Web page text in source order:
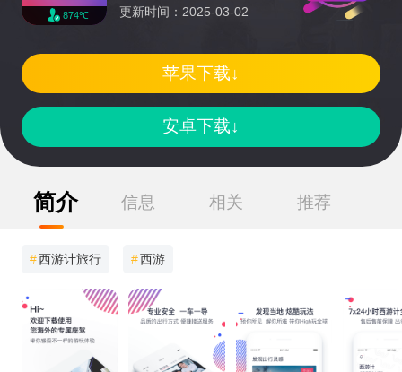
874℃
更新时间：2025-03-02
安卓下载↓
苹果下载↓
简介 信息 相关 推荐
#西游计旅行 #西游